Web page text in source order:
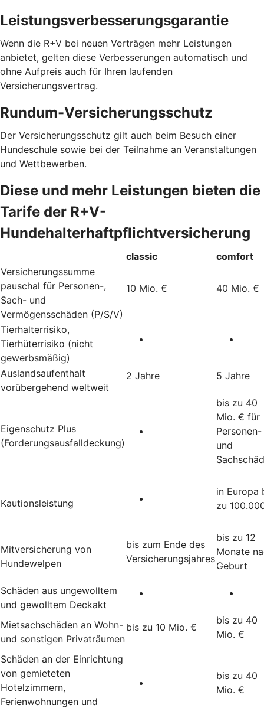
Leistungsverbesserungsgarantie
Wenn die R+V bei neuen Verträgen mehr Leistungen
anbietet, gelten diese Verbesserungen automatisch und
ohne Aufpreis auch für Ihren laufenden
Versicherungsvertrag.
Rundum-Versicherungsschutz
Der Versicherungsschutz gilt auch beim Besuch einer
Hundeschule sowie bei der Teilnahme an Veranstaltungen
und Wettbewerben.
Diese und mehr Leistungen bieten die
Tarife der R+V-
Hundehalterhaftpflichtversicherung
classic
comfort
Versicherungssumme
pauschal für Personen-,
Sach- und
Vermögensschäden (P/S/V)
10 Mio. € 40 Mio. €
Tierhalterrisiko,
Tierhüterrisiko (nicht
gewerbsmäßig)
Auslandsaufenthalt
vorübergehend weltweit
2 Jahre 5 Jahre
Eigenschutz Plus
(Forderungsausfalldeckung)
bis zu 40
Mio. € für
Personen-
und
Kautionsleistung
in Europa
zu
Mitversicherung von
Hundewelpen
bis zum Ende des
Versicherungsjahres
bis zu 12
Monate
Geburt
Schäden aus ungewolltem
und gewolltem Deckakt
Mietsachschäden an Wohn-
und sonstigen Privaträumen
bis zu 10 Mio. €
bis zu 40
Mio. €
Schäden an der Einrichtung
von gemieteten
Hotelzimmern,
Ferienwohnungen und
bis zu 40
Mio. €